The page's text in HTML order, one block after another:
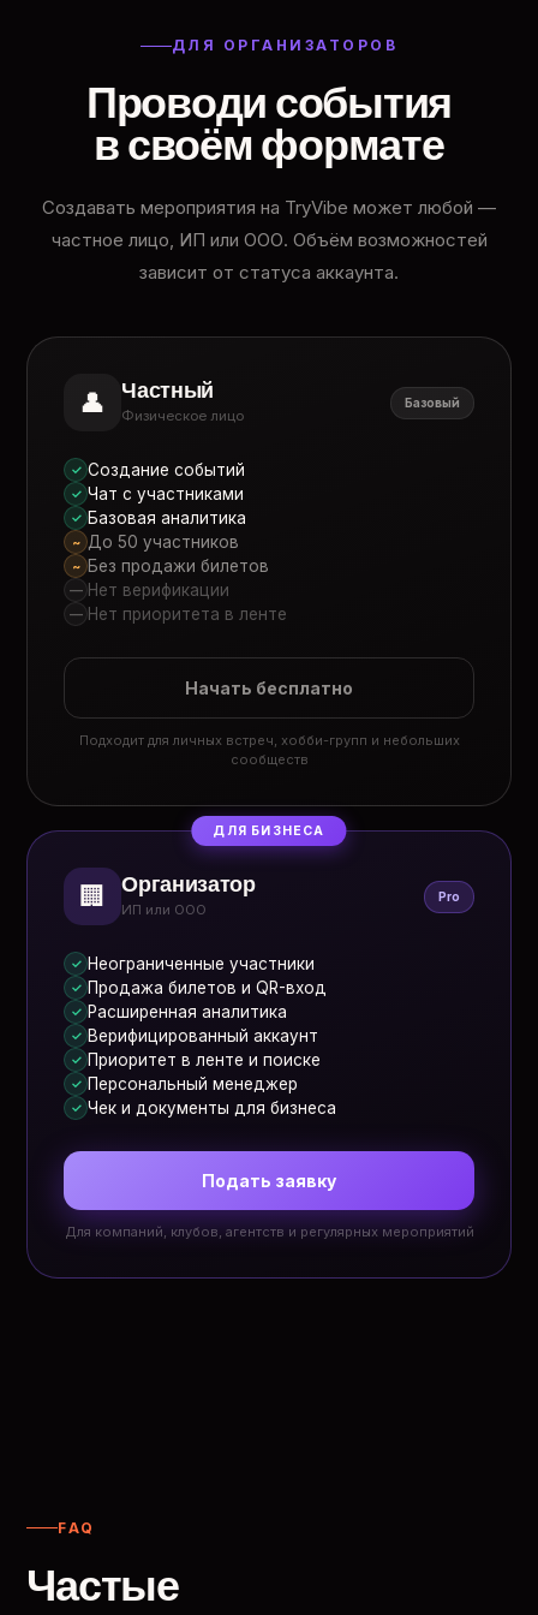
ДЛЯ ОРГАНИЗАТОРОВ
Проводи события
в своём формате
Создавать мероприятия на TryVibe может любой —
частное лицо, ИП или ООО. Объём возможностей
зависит от статуса аккаунта.
👤 Частный
Физическое лицо
Базовый
✓ Создание событий
✓ Чат с участниками
✓ Базовая аналитика
~ До 50 участников
~ Без продажи билетов
— Нет верификации
— Нет приоритета в ленте
Начать бесплатно
Подходит для личных встреч, хобби-групп и небольших
сообществ
ДЛЯ БИЗНЕСА
🏢 Организатор
ИП или ООО
Pro
✓ Неограниченные участники
✓ Продажа билетов и QR-вход
✓ Расширенная аналитика
✓ Верифицированный аккаунт
✓ Приоритет в ленте и поиске
✓ Персональный менеджер
✓ Чек и документы для бизнеса
Подать заявку
Для компаний, клубов, агентств и регулярных мероприятий
FAQ
Частые